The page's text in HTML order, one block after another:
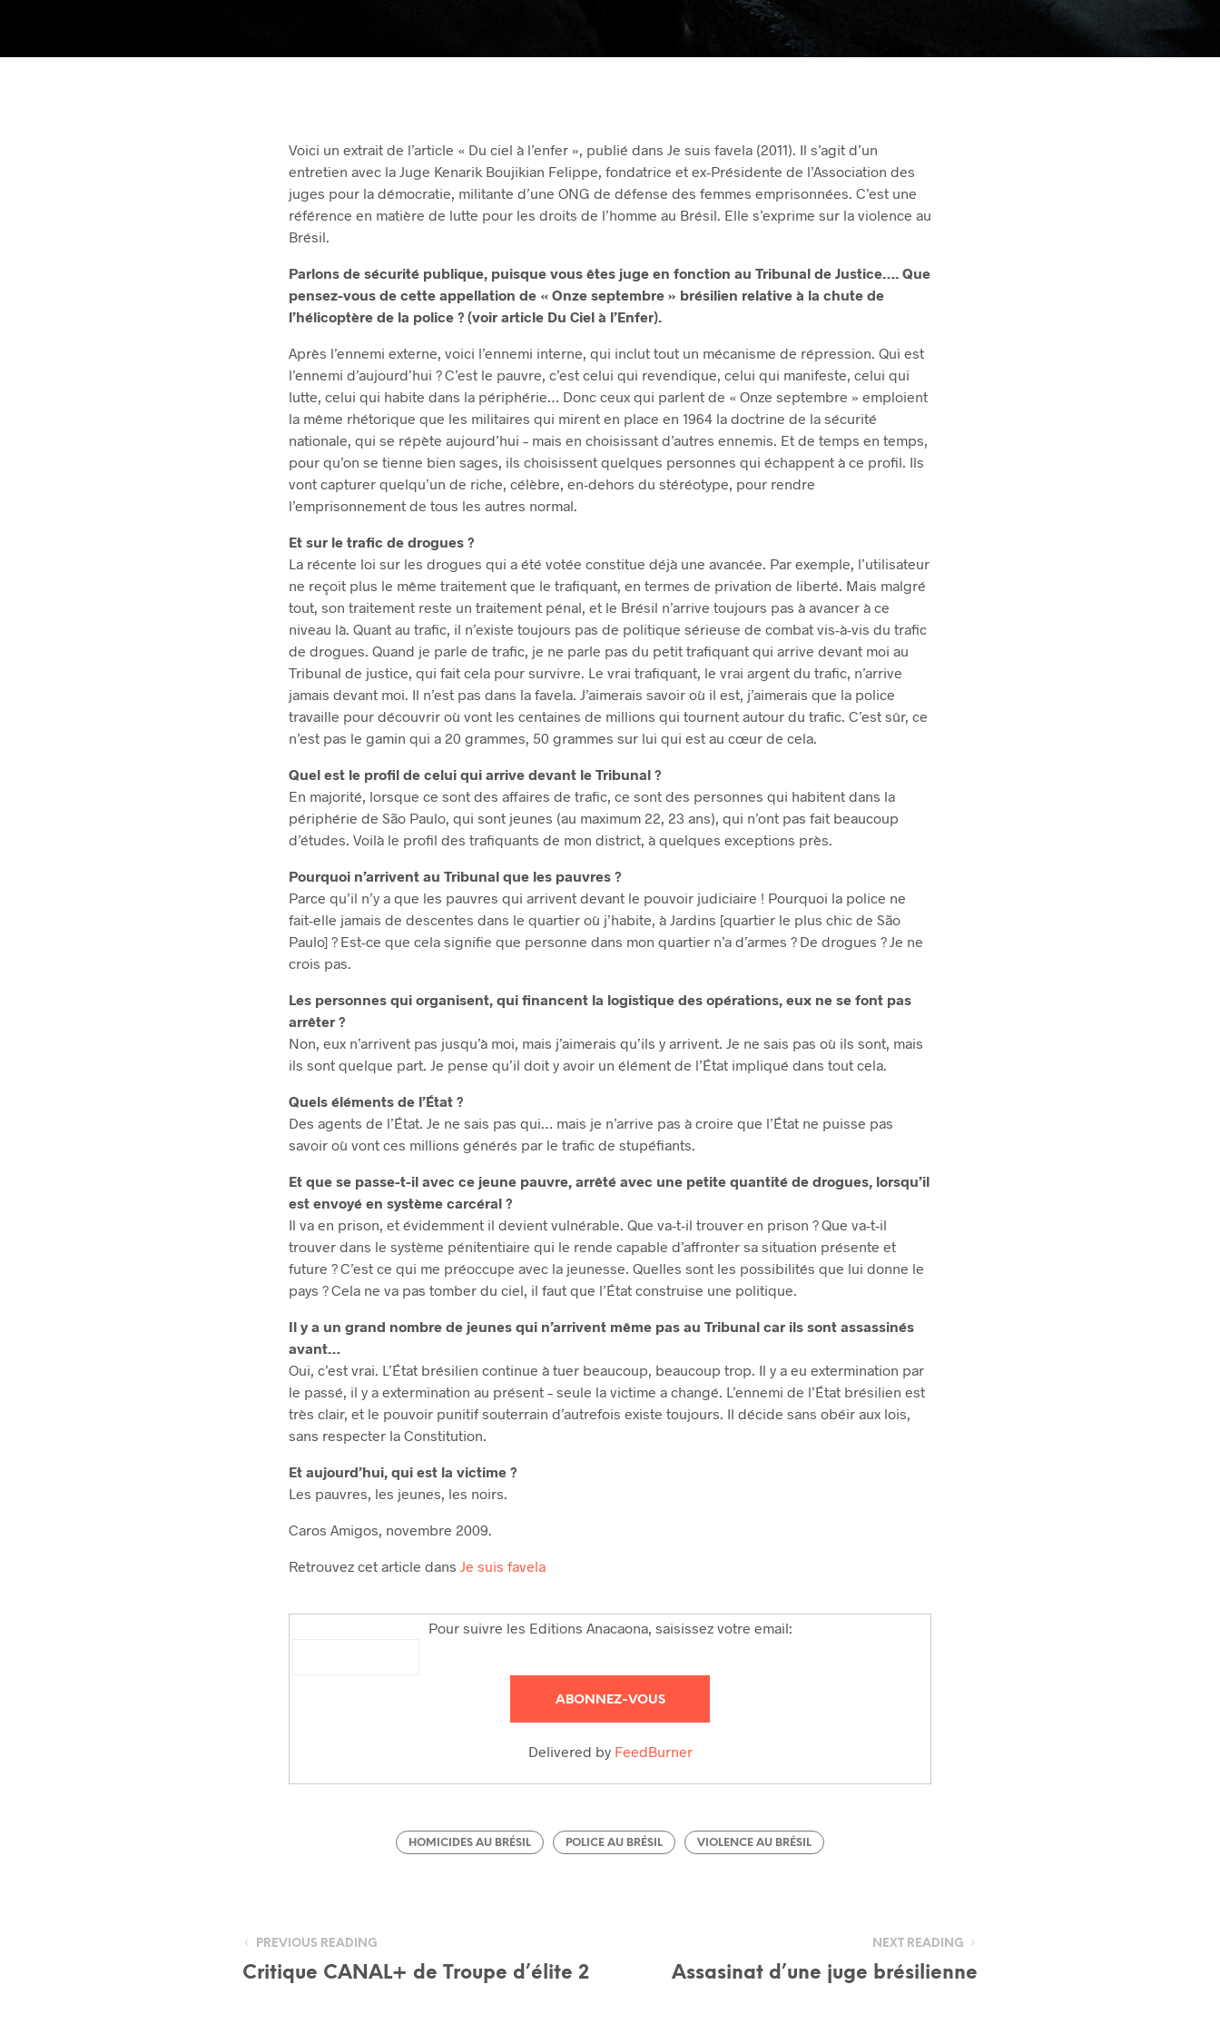
Voici un extrait de l’article « Du ciel à l’enfer », publié dans Je suis favela (2011). Il s’agit d’un
entretien avec la Juge Kenarik Boujikian Felippe, fondatrice et ex-Présidente de l’Association des
juges pour la démocratie, militante d’une ONG de défense des femmes emprisonnées. C’est une
référence en matière de lutte pour les droits de l’homme au Brésil. Elle s’exprime sur la violence au
Brésil.
Parlons de sécurité publique, puisque vous êtes juge en fonction au Tribunal de Justice…. Que
pensez-vous de cette appellation de « Onze septembre » brésilien relative à la chute de
l’hélicoptère de la police ? (voir article Du Ciel à l’Enfer).
Après l’ennemi externe, voici l’ennemi interne, qui inclut tout un mécanisme de répression. Qui est
l’ennemi d’aujourd’hui ? C’est le pauvre, c’est celui qui revendique, celui qui manifeste, celui qui
lutte, celui qui habite dans la périphérie… Donc ceux qui parlent de « Onze septembre » emploient
la même rhétorique que les militaires qui mirent en place en 1964 la doctrine de la sécurité
nationale, qui se répète aujourd’hui – mais en choisissant d’autres ennemis. Et de temps en temps,
pour qu’on se tienne bien sages, ils choisissent quelques personnes qui échappent à ce profil. Ils
vont capturer quelqu’un de riche, célèbre, en-dehors du stéréotype, pour rendre
l’emprisonnement de tous les autres normal.
Et sur le trafic de drogues ?
La récente loi sur les drogues qui a été votée constitue déjà une avancée. Par exemple, l’utilisateur
ne reçoit plus le même traitement que le trafiquant, en termes de privation de liberté. Mais malgré
tout, son traitement reste un traitement pénal, et le Brésil n’arrive toujours pas à avancer à ce
niveau là. Quant au trafic, il n’existe toujours pas de politique sérieuse de combat vis-à-vis du trafic
de drogues. Quand je parle de trafic, je ne parle pas du petit trafiquant qui arrive devant moi au
Tribunal de justice, qui fait cela pour survivre. Le vrai trafiquant, le vrai argent du trafic, n’arrive
jamais devant moi. Il n’est pas dans la favela. J’aimerais savoir où il est, j’aimerais que la police
travaille pour découvrir où vont les centaines de millions qui tournent autour du trafic. C’est sûr, ce
n’est pas le gamin qui a 20 grammes, 50 grammes sur lui qui est au cœur de cela.
Quel est le profil de celui qui arrive devant le Tribunal ?
En majorité, lorsque ce sont des affaires de trafic, ce sont des personnes qui habitent dans la
périphérie de São Paulo, qui sont jeunes (au maximum 22, 23 ans), qui n’ont pas fait beaucoup
d’études. Voilà le profil des trafiquants de mon district, à quelques exceptions près.
Pourquoi n’arrivent au Tribunal que les pauvres ?
Parce qu’il n’y a que les pauvres qui arrivent devant le pouvoir judiciaire ! Pourquoi la police ne
fait-elle jamais de descentes dans le quartier où j’habite, à Jardins [quartier le plus chic de São
Paulo] ? Est-ce que cela signifie que personne dans mon quartier n’a d’armes ? De drogues ? Je ne
crois pas.
Les personnes qui organisent, qui financent la logistique des opérations, eux ne se font pas
arrêter ?
Non, eux n’arrivent pas jusqu’à moi, mais j’aimerais qu’ils y arrivent. Je ne sais pas où ils sont, mais
ils sont quelque part. Je pense qu’il doit y avoir un élément de l’État impliqué dans tout cela.
Quels éléments de l’État ?
Des agents de l’État. Je ne sais pas qui… mais je n’arrive pas à croire que l’État ne puisse pas
savoir où vont ces millions générés par le trafic de stupéfiants.
Et que se passe-t-il avec ce jeune pauvre, arrêté avec une petite quantité de drogues, lorsqu’il
est envoyé en système carcéral ?
Il va en prison, et évidemment il devient vulnérable. Que va-t-il trouver en prison ? Que va-t-il
trouver dans le système pénitentiaire qui le rende capable d’affronter sa situation présente et
future ? C’est ce qui me préoccupe avec la jeunesse. Quelles sont les possibilités que lui donne le
pays ? Cela ne va pas tomber du ciel, il faut que l’État construise une politique.
Il y a un grand nombre de jeunes qui n’arrivent même pas au Tribunal car ils sont assassinés
avant…
Oui, c’est vrai. L’État brésilien continue à tuer beaucoup, beaucoup trop. Il y a eu extermination par
le passé, il y a extermination au présent – seule la victime a changé. L’ennemi de l’État brésilien est
très clair, et le pouvoir punitif souterrain d’autrefois existe toujours. Il décide sans obéir aux lois,
sans respecter la Constitution.
Et aujourd’hui, qui est la victime ?
Les pauvres, les jeunes, les noirs.
Caros Amigos, novembre 2009.
Retrouvez cet article dans Je suis favela
Pour suivre les Editions Anacaona, saisissez votre email:
Delivered by FeedBurner
HOMICIDES AU BRÉSIL POLICE AU BRÉSIL VIOLENCE AU BRÉSIL
PREVIOUS READING
Critique CANAL+ de Troupe d’élite 2
NEXT READING
Assasinat d’une juge brésilienne